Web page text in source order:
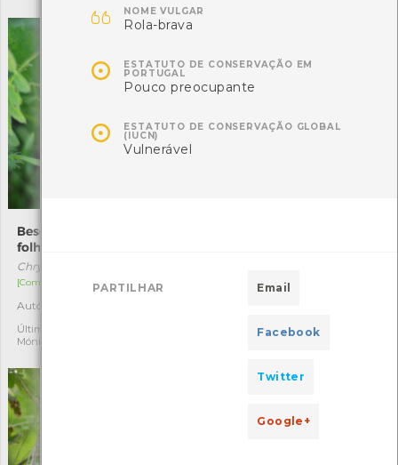
Besouro-vermelho-da-
folha-do-choupo
Chrysomela populi
[Comum]
Autóctone
Última observação por:
Mónica Rocha
Autóctone
 NOME VULGAR
Rola-brava
 ESTATUTO DE CONSERVAÇÃO EM
PORTUGAL
Pouco preocupante
 ESTATUTO DE CONSERVAÇÃO GLOBAL
(IUCN)
Vulnerável
PARTILHAR Email
Facebook
Twitter
Google+